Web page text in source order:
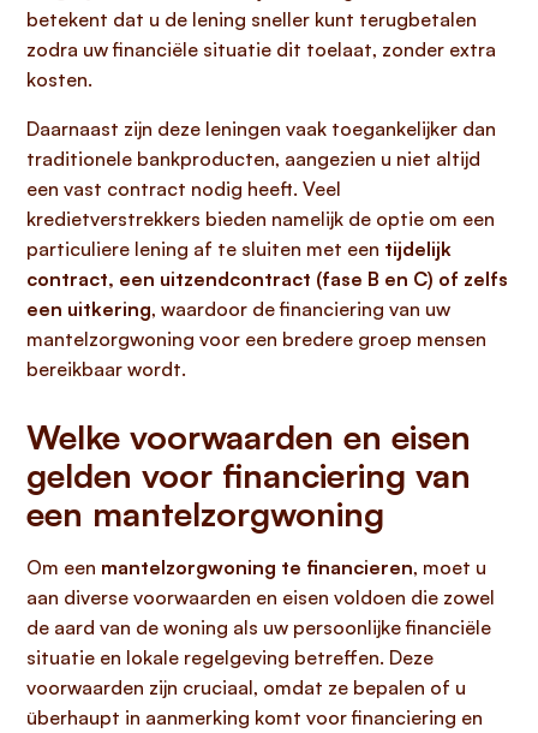
betekent dat u de lening sneller kunt terugbetalen
zodra uw financiële situatie dit toelaat, zonder extra
kosten.
Daarnaast zijn deze leningen vaak toegankelijker dan
traditionele bankproducten, aangezien u niet altijd
een vast contract nodig heeft. Veel
kredietverstrekkers bieden namelijk de optie om een
particuliere lening af te sluiten met een tijdelijk
contract, een uitzendcontract (fase B en C) of zelfs
een uitkering, waardoor de financiering van uw
mantelzorgwoning voor een bredere groep mensen
bereikbaar wordt.
Welke voorwaarden en eisen
gelden voor financiering van
een mantelzorgwoning
Om een mantelzorgwoning te financieren, moet u
aan diverse voorwaarden en eisen voldoen die zowel
de aard van de woning als uw persoonlijke financiële
situatie en lokale regelgeving betreffen. Deze
voorwaarden zijn cruciaal, omdat ze bepalen of u
überhaupt in aanmerking komt voor financiering en